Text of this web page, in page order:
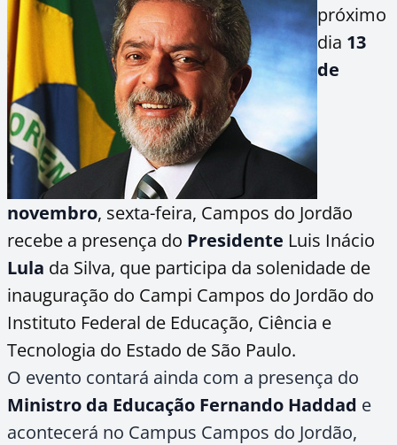
próximo
dia 13
de
novembro, sexta-feira, Campos do Jordão
recebe a presença do Presidente Luis Inácio
Lula da Silva, que participa da solenidade de
inauguração do Campi Campos do Jordão do
Instituto Federal de Educação, Ciência e
Tecnologia do Estado de São Paulo.
O evento contará ainda com a presença do
Ministro da Educação Fernando Haddad e
acontecerá no Campus Campos do Jordão,